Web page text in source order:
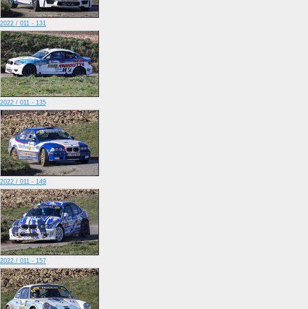
2022 / 011 - 131
2022 / 011 - 135
2022 / 011 - 149
2022 / 011 - 157